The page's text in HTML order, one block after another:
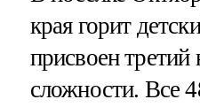
края горит
присвоен третий
сложности. Все